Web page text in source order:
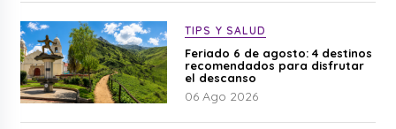
TIPS Y SALUD
Feriado 6 de agosto: 4 destinos
recomendados para disfrutar
el descanso
06 Ago 2026